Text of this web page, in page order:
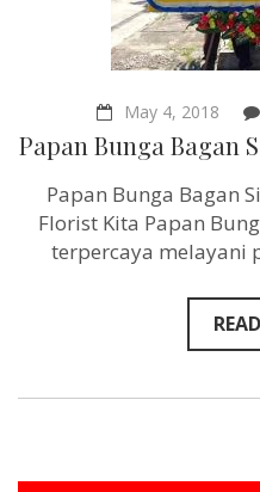
May 4, 2018
Papan Bunga Bagan
Papan Bunga Bagan
Florist Kita Papan
terpercaya melayani